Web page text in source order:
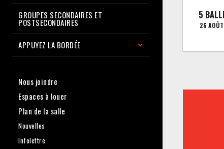
GROUPES SECONDAIRES ET
POSTSECONDAIRES
APPUYEZ LA BORDÉE
Nous joindre
Espaces à louer
Plan de la salle
Nouvelles
Infolettre
5
26 AOÛT